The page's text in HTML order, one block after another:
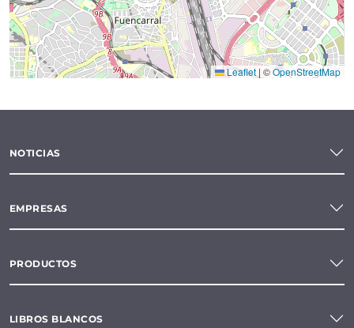
Leaflet | ©OpenStreetMap
NOTICIAS
EMPRESAS
PRODUCTOS
LIBROS BLANCOS